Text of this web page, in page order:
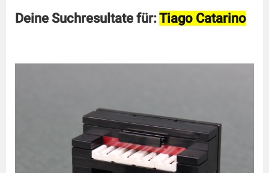
Deine Suchresultate für:Tiago Catarino